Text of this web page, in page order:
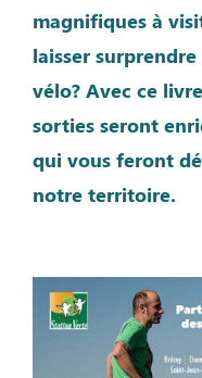
magnifiques à
laisser
vélo? Avec ce
sorties seront
qui vous feront
notre territoire.